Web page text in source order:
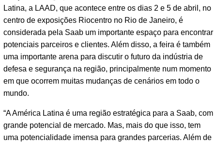
Latina, a LAAD, que acontece entre os dias 2 e 5 de abril, no
centro de exposições Riocentro no Rio de Janeiro, é
considerada pela Saab um importante espaço para encontrar
potenciais parceiros e clientes. Além disso, a feira é também
uma importante arena para discutir o futuro da indústria de
defesa e segurança na região, principalmente num momento
em que ocorrem muitas mudanças de cenários em todo o
mundo.
“A América Latina é uma região estratégica para a Saab, com
grande potencial de mercado. Mas, mais do que isso, tem
uma potencialidade imensa para grandes parcerias. Além de